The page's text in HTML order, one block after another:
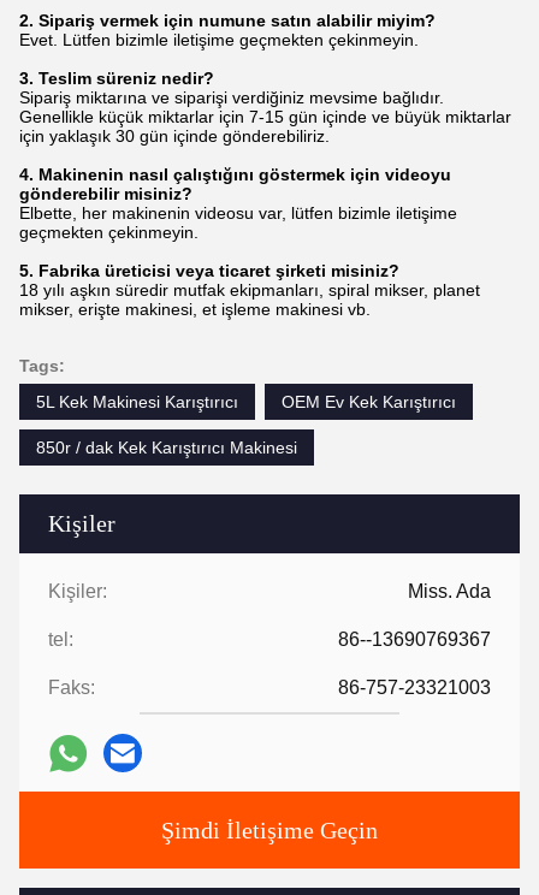
Kişiler
Kişiler: Miss. Ada
tel: 86--13690769367
Faks: 86-757-23321003
Şimdi İletişime Geçin
2. Sipariş vermek için numune satın alabilir miyim?
Evet. Lütfen bizimle iletişime geçmekten çekinmeyin.
3. Teslim süreniz nedir?
Sipariş miktarına ve siparişi verdiğiniz mevsime bağlıdır.
Genellikle küçük miktarlar için 7-15 gün içinde ve büyük miktarlar
için yaklaşık 30 gün içinde gönderebiliriz.
4. Makinenin nasıl çalıştığını göstermek için videoyu
gönderebilir misiniz?
Elbette, her makinenin videosu var, lütfen bizimle iletişime
geçmekten çekinmeyin.
5. Fabrika üreticisi veya ticaret şirketi misiniz?
18 yılı aşkın süredir mutfak ekipmanları, spiral mikser, planet
mikser, erişte makinesi, et işleme makinesi vb.
Tags:
5L Kek Makinesi Karıştırıcı
OEM Ev Kek Karıştırıcı
850r / dak Kek Karıştırıcı Makinesi